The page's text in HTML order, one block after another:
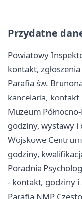
Przydatne
Powiatowy
kontakt,
Parafia św.
kancelaria, kontakt
Muzeum
godziny, wystawy i
Wojskowe
godziny,
Poradnia
- kontakt, godziny i
Parafia NMP